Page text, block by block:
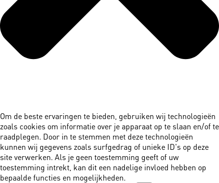
Om de beste ervaringen te bieden, gebruiken wij technologieën
zoals cookies om informatie over je apparaat op te slaan en/of te
raadplegen. Door in te stemmen met deze technologieën
kunnen wij gegevens zoals surfgedrag of unieke ID's op deze
site verwerken. Als je geen toestemming geeft of uw
toestemming intrekt, kan dit een nadelige invloed hebben op
bepaalde functies en mogelijkheden.